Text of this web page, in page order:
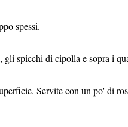
spessi.
spicchi di cipolla e sopra i
Servite con un po' di